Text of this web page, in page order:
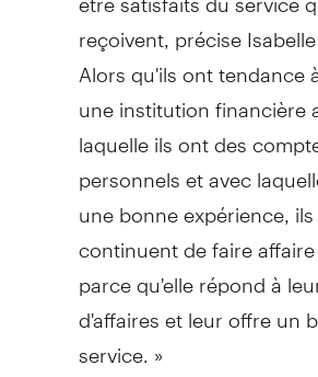
reçoivent, précise
Alors qu'ils ont tendance
une institution financière
laquelle ils ont des
personnels et avec
une bonne expérience, ils
continuent de faire
parce qu'elle répond à
d'affaires et leur offre un
service. »